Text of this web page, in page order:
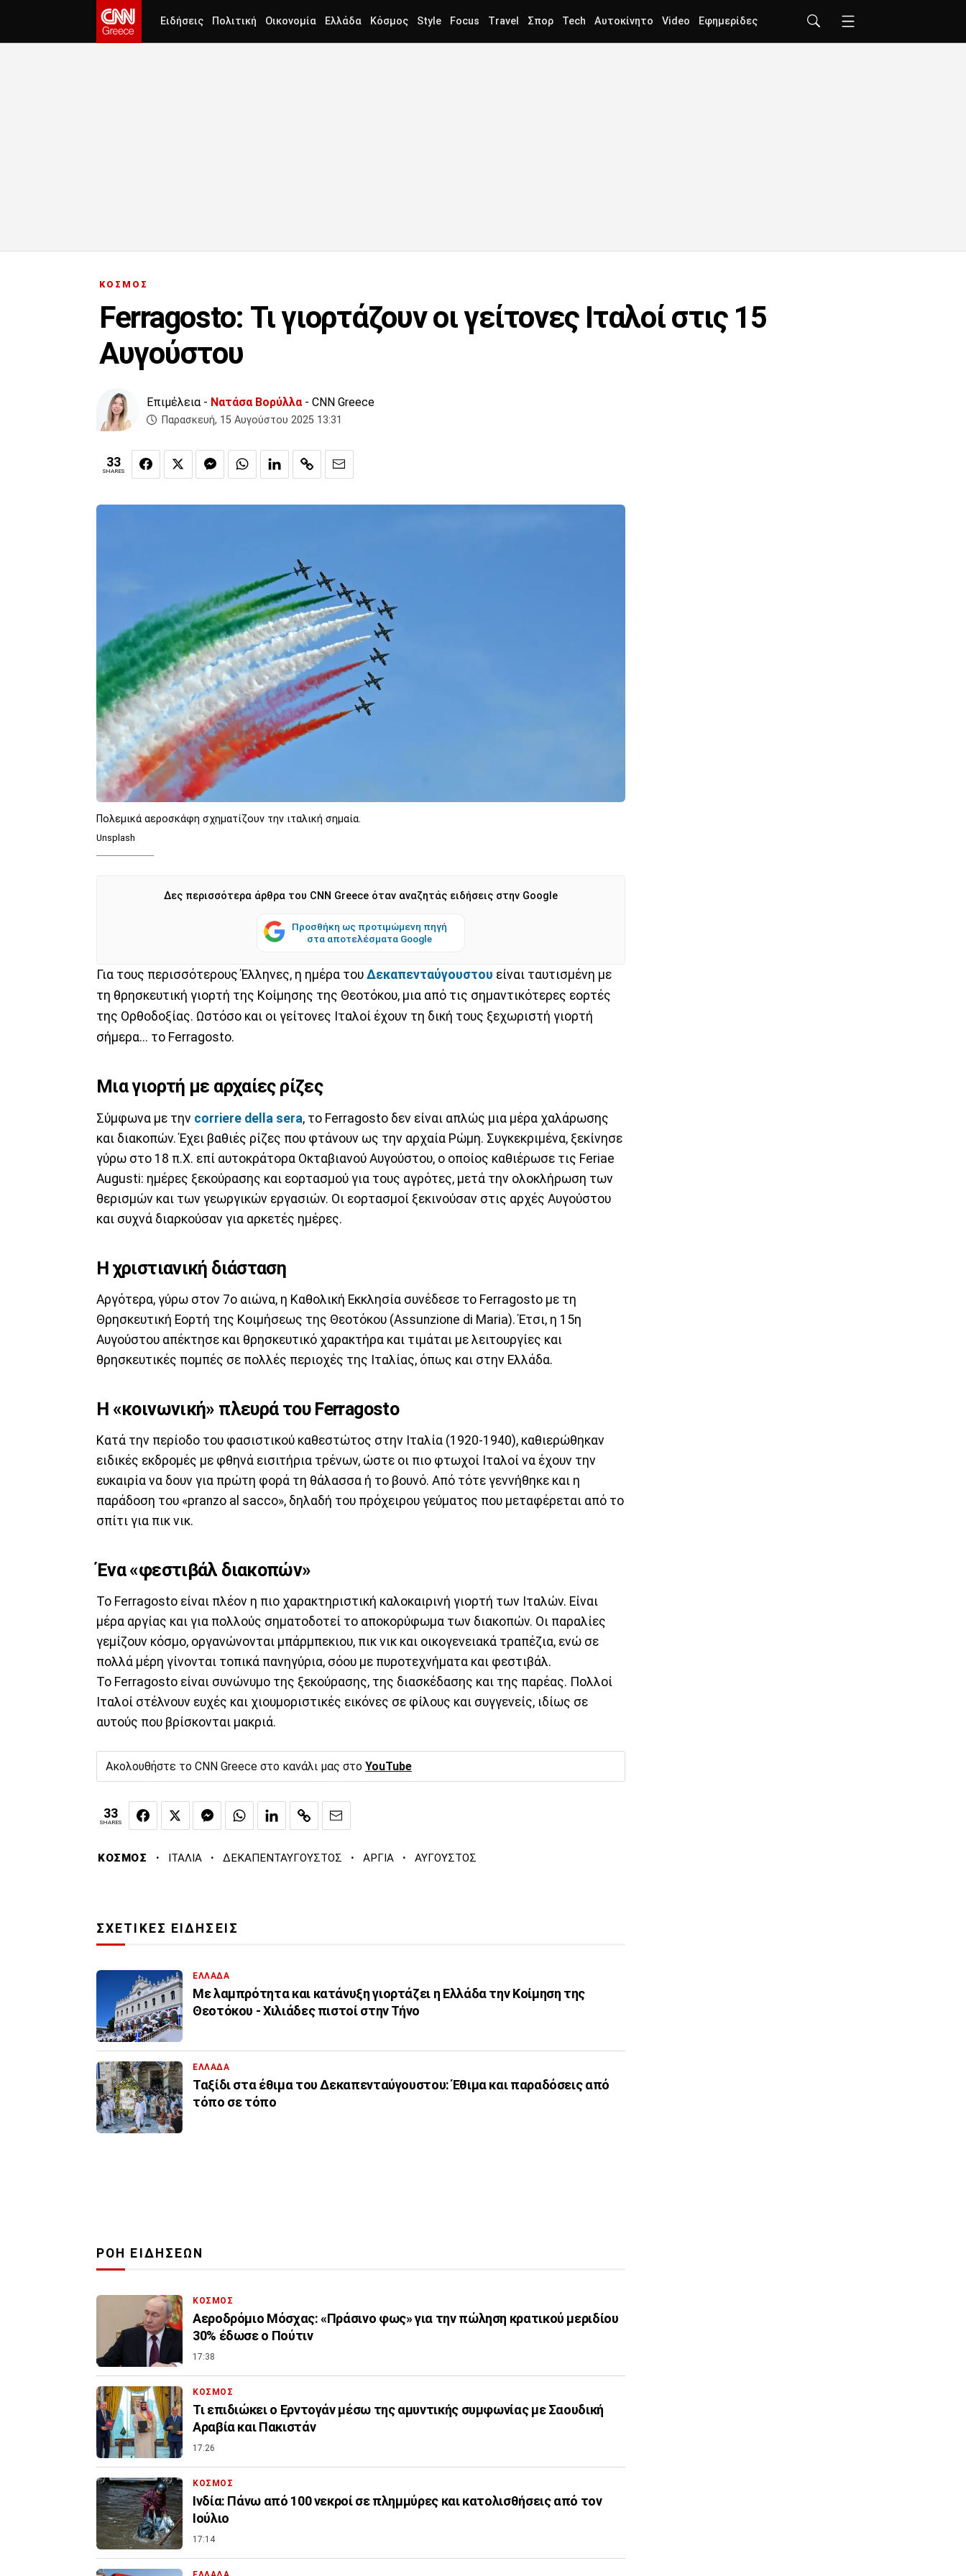
Ειδήσεις Πολιτική Οικονομία Ελλάδα Κόσμος Style Focus Travel Σπορ Tech Αυτοκίνητο Video Εφημερίδες
ΚΟΣΜΟΣ
Ferragosto: Τι γιορτάζουν οι γείτονες Ιταλοί στις 15
Αυγούστου
Επιμέλεια - Νατάσα Βορύλλα- CNN Greece
Παρασκευή, 15 Αυγούστου 2025 13:31
33
SHARES
Πολεμικά αεροσκάφη σχηματίζουν την ιταλική σημαία.
Unsplash
Δες περισσότερα άρθρα του CNN Greece όταν αναζητάς ειδήσεις στην Google
Προσθήκη ως προτιμώμενη πηγή
στα αποτελέσματα Google
Για τους περισσότερους Έλληνες, η ημέρα του Δεκαπενταύγουστου είναι ταυτισμένη με
τη θρησκευτική γιορτή της Κοίμησης της Θεοτόκου, μια από τις σημαντικότερες εορτές
της Ορθοδοξίας. Ωστόσο και οι γείτονες Ιταλοί έχουν τη δική τους ξεχωριστή γιορτή
σήμερα... το Ferragosto.
Μια γιορτή με αρχαίες ρίζες
Σύμφωνα με την corriere della sera, το Ferragosto δεν είναι απλώς μια μέρα χαλάρωσης
και διακοπών. Έχει βαθιές ρίζες που φτάνουν ως την αρχαία Ρώμη. Συγκεκριμένα, ξεκίνησε
γύρω στο 18 π.Χ. επί αυτοκράτορα Οκταβιανού Αυγούστου, ο οποίος καθιέρωσε τις Feriae
Augusti: ημέρες ξεκούρασης και εορτασμού για τους αγρότες, μετά την ολοκλήρωση των
θερισμών και των γεωργικών εργασιών. Οι εορτασμοί ξεκινούσαν στις αρχές Αυγούστου
και συχνά διαρκούσαν για αρκετές ημέρες.
Η χριστιανική διάσταση
Αργότερα, γύρω στον 7ο αιώνα, η Καθολική Εκκλησία συνέδεσε το Ferragosto με τη
Θρησκευτική Εορτή της Κοιμήσεως της Θεοτόκου (Assunzione di Maria). Έτσι, η 15η
Αυγούστου απέκτησε και θρησκευτικό χαρακτήρα και τιμάται με λειτουργίες και
θρησκευτικές πομπές σε πολλές περιοχές της Ιταλίας, όπως και στην Ελλάδα.
Η «κοινωνική» πλευρά του Ferragosto
Κατά την περίοδο του φασιστικού καθεστώτος στην Ιταλία (1920-1940), καθιερώθηκαν
ειδικές εκδρομές με φθηνά εισιτήρια τρένων, ώστε οι πιο φτωχοί Ιταλοί να έχουν την
ευκαιρία να δουν για πρώτη φορά τη θάλασσα ή το βουνό. Από τότε γεννήθηκε και η
παράδοση του «pranzo al sacco», δηλαδή του πρόχειρου γεύματος που μεταφέρεται από το
σπίτι για πικ νικ.
Ένα «φεστιβάλ διακοπών»
Το Ferragosto είναι πλέον η πιο χαρακτηριστική καλοκαιρινή γιορτή των Ιταλών. Είναι
μέρα αργίας και για πολλούς σηματοδοτεί το αποκορύφωμα των διακοπών. Οι παραλίες
γεμίζουν κόσμο, οργανώνονται μπάρμπεκιου, πικ νικ και οικογενειακά τραπέζια, ενώ σε
πολλά μέρη γίνονται τοπικά πανηγύρια, σόου με πυροτεχνήματα και φεστιβάλ.
Το Ferragosto είναι συνώνυμο της ξεκούρασης, της διασκέδασης και της παρέας. Πολλοί
Ιταλοί στέλνουν ευχές και χιουμοριστικές εικόνες σε φίλους και συγγενείς, ιδίως σε
αυτούς που βρίσκονται μακριά.
Ακολουθήστε το CNN Greece στο κανάλι μας στο YouTube
33
SHARES
ΚΟΣΜΟΣ · ΙΤΑΛΙΑ · ΔΕΚΑΠΕΝΤΑΥΓΟΥΣΤΟΣ · ΑΡΓΙΑ · ΑΥΓΟΥΣΤΟΣ
ΣΧΕΤΙΚΕΣ ΕΙΔΗΣΕΙΣ
ΕΛΛΑΔΑ
Με λαμπρότητα και κατάνυξη γιορτάζει η Ελλάδα την Κοίμηση της
Θεοτόκου - Χιλιάδες πιστοί στην Τήνο
ΕΛΛΑΔΑ
Ταξίδι στα έθιμα του Δεκαπενταύγουστου: Έθιμα και παραδόσεις από
τόπο σε τόπο
ΡΟΗ ΕΙΔΗΣΕΩΝ
ΚΟΣΜΟΣ
Αεροδρόμιο Μόσχας: «Πράσινο φως» για την πώληση κρατικού μεριδίου
30% έδωσε ο Πούτιν
17:38
ΚΟΣΜΟΣ
Τι επιδιώκει ο Ερντογάν μέσω της αμυντικής συμφωνίας με Σαουδική
Αραβία και Πακιστάν
17:26
ΚΟΣΜΟΣ
Ινδία: Πάνω από 100 νεκροί σε πλημμύρες και κατολισθήσεις από τον
Ιούλιο
17:14